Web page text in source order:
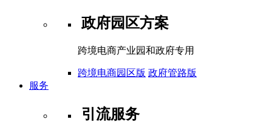
政府园区方案
跨境电商产业园和政府专用
跨境电商园区版 政府管路版
服务
引流服务